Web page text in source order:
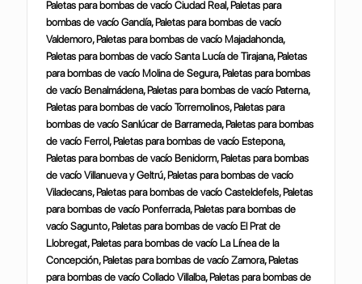
Paletas para bombas de vacío Ciudad Real, Paletas para
bombas de vacío Gandía, Paletas para bombas de vacío
Valdemoro, Paletas para bombas de vacío Majadahonda,
Paletas para bombas de vacío Santa Lucía de Tirajana, Paletas
para bombas de vacío Molina de Segura, Paletas para bombas
de vacío Benalmádena, Paletas para bombas de vacío Paterna,
Paletas para bombas de vacío Torremolinos, Paletas para
bombas de vacío Sanlúcar de Barrameda, Paletas para bombas
de vacío Ferrol, Paletas para bombas de vacío Estepona,
Paletas para bombas de vacío Benidorm, Paletas para bombas
de vacío Villanueva y Geltrú, Paletas para bombas de vacío
Viladecans, Paletas para bombas de vacío Casteldefels, Paletas
para bombas de vacío Ponferrada, Paletas para bombas de
vacío Sagunto, Paletas para bombas de vacío El Prat de
Llobregat, Paletas para bombas de vacío La Línea de la
Concepción, Paletas para bombas de vacío Zamora, Paletas
para bombas de vacío Collado Villalba, Paletas para bombas de